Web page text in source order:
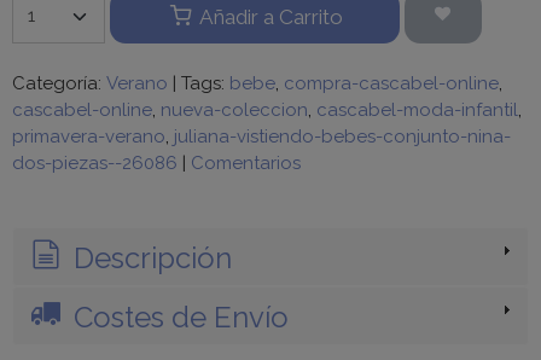
Añadir a Carrito
Categoría: Verano | Tags: bebe compra-cascabel-online
cascabel-online nueva-coleccion cascabel-moda-infantil
primavera-verano juliana-vistiendo-bebes-conjunto-nina-
dos-piezas--26086 | Comentarios
Descripción
Costes de Envío